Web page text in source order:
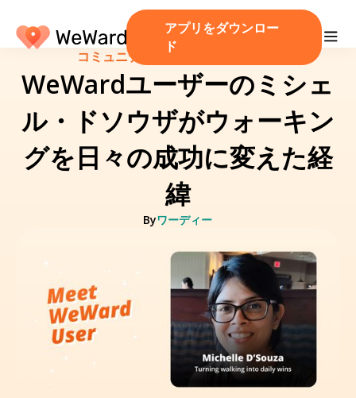
アプリをダウンロー
ド
コミュニティ 2025 年 11 月 28 日
WeWardユーザーのミシェ
ル・ドソウザがウォーキン
グを日々の成功に変えた経
緯
Byワーディー